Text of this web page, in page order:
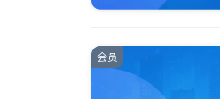
会员